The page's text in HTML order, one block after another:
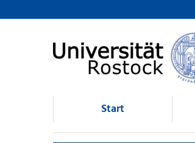
Browsen
direkt zum Inhalt
Start